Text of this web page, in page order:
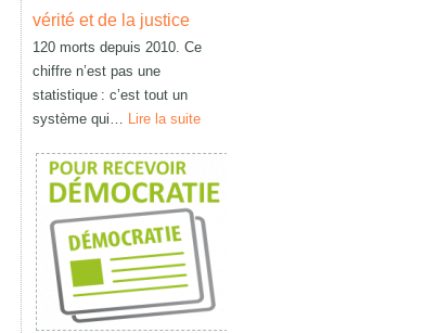
vérité et de la justice
120 morts depuis 2010. Ce
chiffre n’est pas une
statistique : c’est tout un
système qui… Lire la suite